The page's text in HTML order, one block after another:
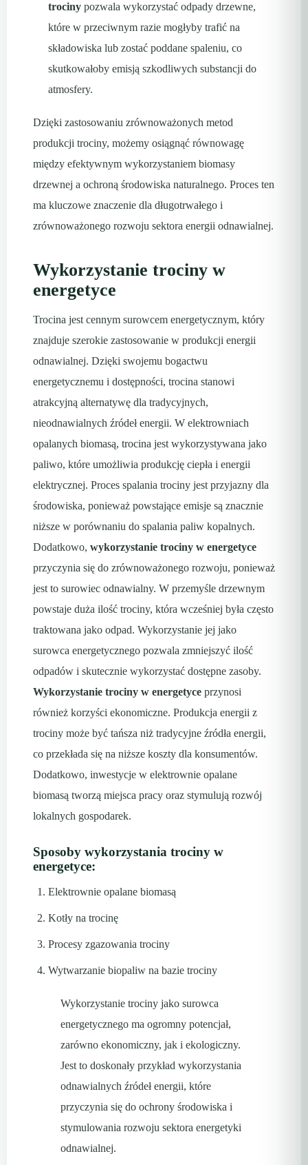
trociny pozwala wykorzystać odpady drzewne,
które w przeciwnym razie mogłyby trafić na
składowiska lub zostać poddane spaleniu, co
skutkowałoby emisją szkodliwych substancji do
atmosfery.
Dzięki zastosowaniu zrównoważonych metod
produkcji trociny, możemy osiągnąć równowagę
między efektywnym wykorzystaniem biomasy
drzewnej a ochroną środowiska naturalnego. Proces ten
ma kluczowe znaczenie dla długotrwałego i
zrównoważonego rozwoju sektora energii odnawialnej.
Wykorzystanie trociny w
energetyce
Trocina jest cennym surowcem energetycznym, który
znajduje szerokie zastosowanie w produkcji energii
odnawialnej. Dzięki swojemu bogactwu
energetycznemu i dostępności, trocina stanowi
atrakcyjną alternatywę dla tradycyjnych,
nieodnawialnych źródeł energii. W elektrowniach
opalanych biomasą, trocina jest wykorzystywana jako
paliwo, które umożliwia produkcję ciepła i energii
elektrycznej. Proces spalania trociny jest przyjazny dla
środowiska, ponieważ powstające emisje są znacznie
niższe w porównaniu do spalania paliw kopalnych.
Dodatkowo, wykorzystanie trociny w energetyce
przyczynia się do zrównoważonego rozwoju, ponieważ
jest to surowiec odnawialny. W przemyśle drzewnym
powstaje duża ilość trociny, która wcześniej była często
traktowana jako odpad. Wykorzystanie jej jako
surowca energetycznego pozwala zmniejszyć ilość
odpadów i skutecznie wykorzystać dostępne zasoby.
Wykorzystanie trociny w energetyce przynosi
również korzyści ekonomiczne. Produkcja energii z
trociny może być tańsza niż tradycyjne źródła energii,
co przekłada się na niższe koszty dla konsumentów.
Dodatkowo, inwestycje w elektrownie opalane
biomasą tworzą miejsca pracy oraz stymulują rozwój
lokalnych gospodarek.
Sposoby wykorzystania trociny w
energetyce:
Elektrownie opalane biomasą
Kotły na trocinę
Procesy zgazowania trociny
Wytwarzanie biopaliw na bazie trociny
Wykorzystanie trociny jako surowca
energetycznego ma ogromny potencjał,
zarówno ekonomiczny, jak i ekologiczny.
Jest to doskonały przykład wykorzystania
odnawialnych źródeł energii, które
przyczynia się do ochrony środowiska i
stymulowania rozwoju sektora energetyki
odnawialnej.